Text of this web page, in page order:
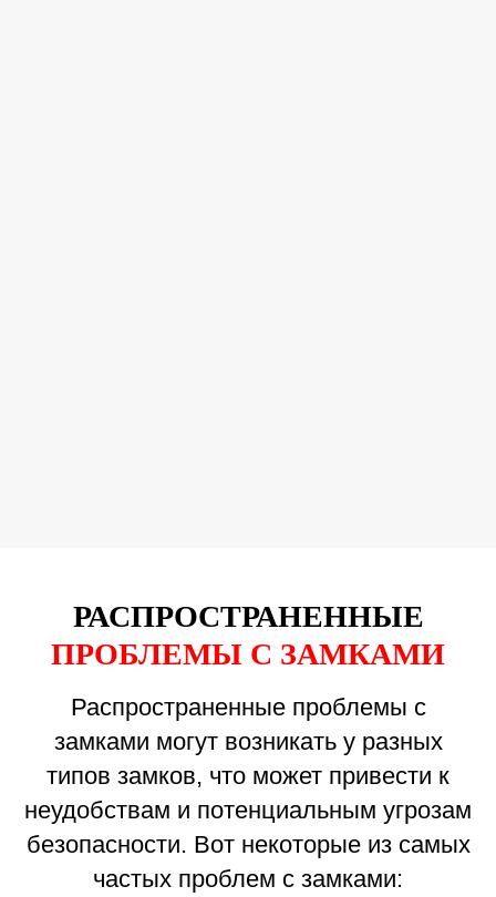
РАСПРОСТРАНЕННЫЕ
ПРОБЛЕМЫ С ЗАМКАМИ
Распространенные проблемы с
замками могут возникать у разных
типов замков, что может привести к
неудобствам и потенциальным угрозам
безопасности. Вот некоторые из самых
частых проблем с замками: